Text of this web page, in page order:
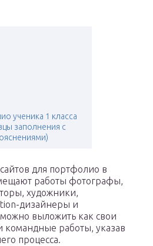
ученика 1 класса
заполнения c
для портфолио в
работы фотографы,
художники,
дизайнеры и
выложить как свои
командные работы, указав
процесса.